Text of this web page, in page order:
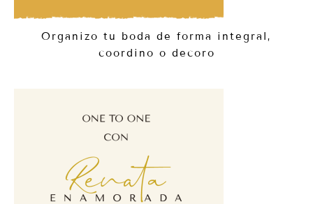
Organizo tu boda de forma integral,
coordino o decoro